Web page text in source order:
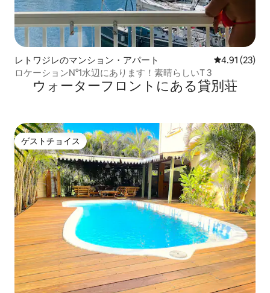
レトワジレのマンション・アパート レビュー23
4.91 (23)
ロケーションN°1水辺にあります！素晴らしいT 3
ウォーターフロントにある貸別荘
ゲストチョイス
ゲストチョイス